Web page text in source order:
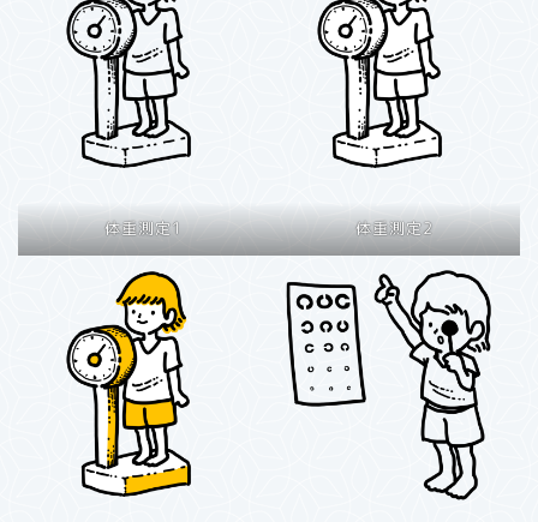
体重測定1 体重測定2